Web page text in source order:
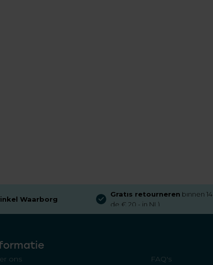
Waarborg
Gratis retourneren binnen
de € 20,- in NL)
ons
FAQ's